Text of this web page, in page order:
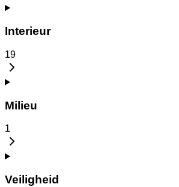
Interieur
19
Milieu
1
Veiligheid